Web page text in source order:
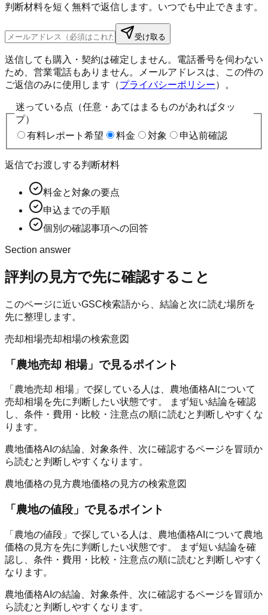
判断材料を短く無料で返信します。いつでも中止できます。
受け取る
送信しても購入・契約は確定しません。電話番号を伺わない
ため、営業電話もありません。メールアドレスは、この件の
ご返信のみに使用します（プライバシーポリシー）。
迷っている点（任意・あてはまるものがあればタッ
プ）
有料レポート希望
料金 対象 申込前確認
返信でお渡しする判断材料
料金と対象の要点
申込までの手順
個別の確認事項への回答
Section answer
評判の見方で先に確認すること
このページに近いGSC検索語から、結論と次に読む場所を
先に整理します。
売却相場売却相場の検索意図
「農地売却 相場」で見るポイント
「農地売却 相場」で探している人は、農地価格AIについて
売却相場を先に判断したい状態です。 まず短い結論を確認
し、条件・費用・比較・注意点の順に読むと判断しやすくな
ります。
農地価格AIの結論、対象条件、次に確認するページを冒頭か
ら読むと判断しやすくなります。
農地価格の見方農地価格の見方の検索意図
「 農地の値段 」で見るポイント
「農地の値段」で探している人は、農地価格AIについて農地
価格の見方を先に判断したい状態です。 まず短い結論を確
認し、条件・費用・比較・注意点の順に読むと判断しやすく
なります。
農地価格AIの結論、対象条件、次に確認するページを冒頭か
ら読むと判断しやすくなります。